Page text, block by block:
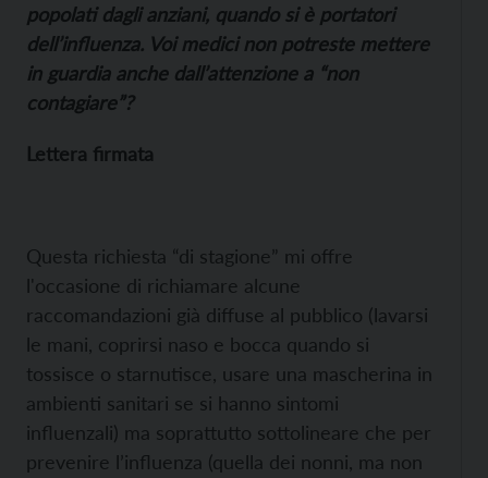
popolati dagli anziani, quando si è portatori
dell’influenza. Voi medici non potreste mettere
in guardia anche dall’attenzione a “non
contagiare”?
Lettera firmata
Questa richiesta “di stagione” mi offre
l'occasione di richiamare alcune
raccomandazioni già diffuse al pubblico (lavarsi
le mani, coprirsi naso e bocca quando si
tossisce o starnutisce, usare una mascherina in
ambienti sanitari se si hanno sintomi
influenzali) ma soprattutto sottolineare che per
prevenire l’influenza (quella dei nonni, ma non